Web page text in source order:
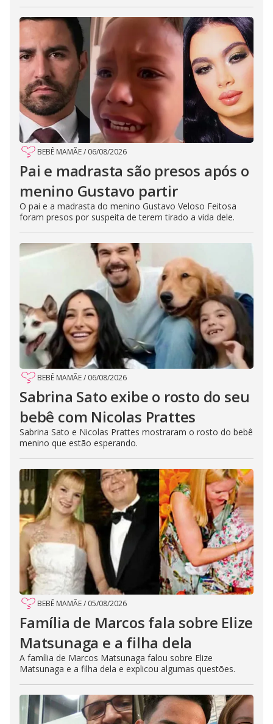
BEBÊ MAMÃE/ 06/08/2026
Pai e madrasta são presos após o
menino Gustavo partir
O pai e a madrasta do menino Gustavo Veloso Feitosa
foram presos por suspeita de terem tirado a vida dele.
BEBÊ MAMÃE/ 06/08/2026
Sabrina Sato exibe o rosto do seu
bebê com Nicolas Prattes
Sabrina Sato e Nicolas Prattes mostraram o rosto do bebê
menino que estão esperando.
BEBÊ MAMÃE/ 05/08/2026
Família de Marcos fala sobre Elize
Matsunaga e a filha dela
A família de Marcos Matsunaga falou sobre Elize
Matsunaga e a filha dela e explicou algumas questões.